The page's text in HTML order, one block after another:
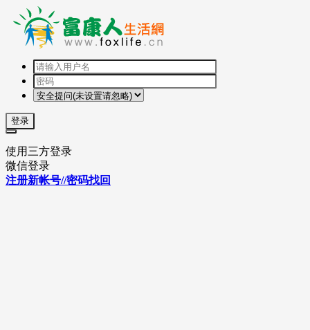
登录
使用三方登录
微信登录
注册新帐号//密码找回